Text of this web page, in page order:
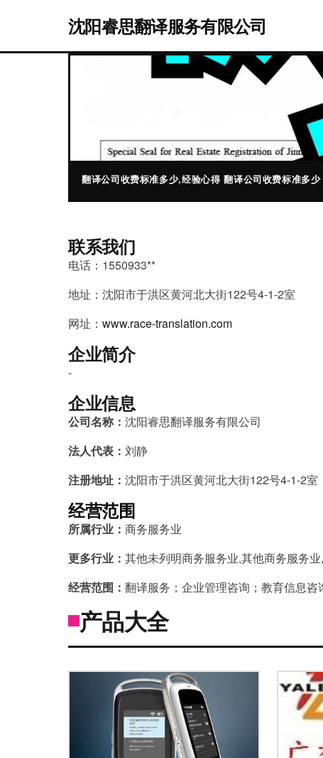
沈阳睿思翻译服务有限公司
翻译公司收费标准多少,经验心得 翻译公司收费标准多少
联系我们
电话：1550933**
地址：沈阳市于洪区黄河北大街122号4-1-2室
网址： www.race-translation.com
企业简介
-
企业信息
公司名称： 沈阳睿思翻译服务有限公司
法人代表： 刘静
注册地址： 沈阳市于洪区黄河北大街122号4-1-2室
经营范围
所属行业： 商务服务业
更多行业： 其他未列明商务服务业,其他商务服务
经营范围： 翻译服务；企业管理咨询；教育信息
产品大全